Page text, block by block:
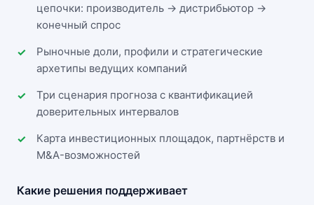
цепочки: производитель → дистрибьютор →
конечный спрос
Рыночные доли, профили и стратегические
архетипы ведущих компаний
Три сценария прогноза с квантификацией
доверительных интервалов
Карта инвестиционных площадок, партнёрств и
M&A-возможностей
Какие решения поддерживает